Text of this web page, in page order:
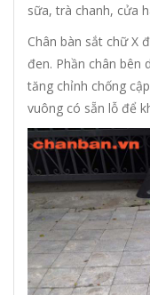
sữa, trà chanh, cửa
Chân bàn sắt chữ X
đen. Phần chân bên
tăng chỉnh chống
vuông có sẵn lỗ để